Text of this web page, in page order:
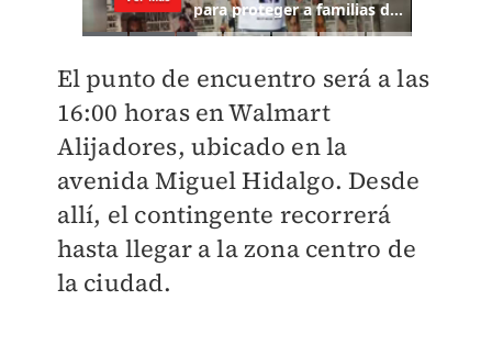
El punto de encuentro será a las
16:00 horas en Walmart
Alijadores, ubicado en la
avenida Miguel Hidalgo. Desde
allí, el contingente recorrerá
hasta llegar a la zona centro de
la ciudad.